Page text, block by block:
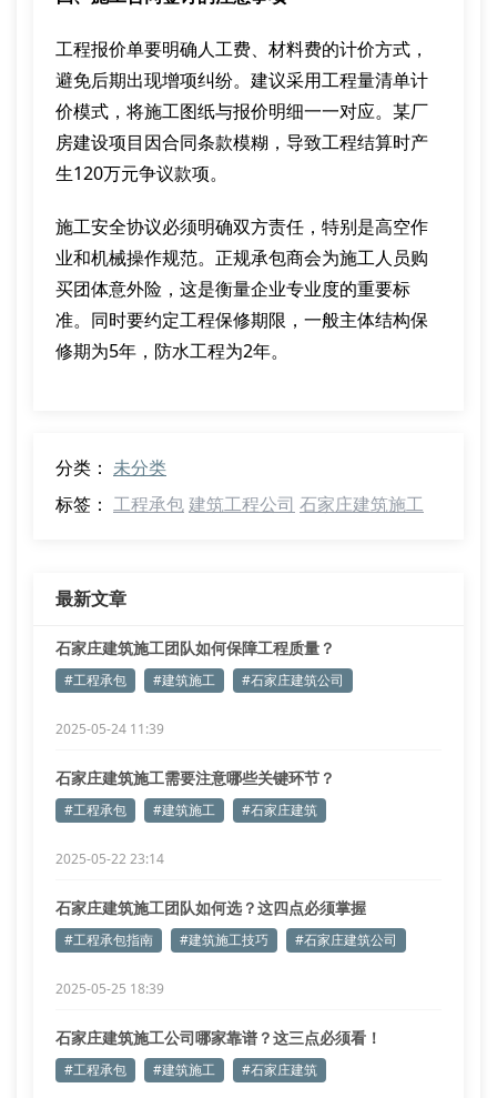
工程报价单要明确人工费、材料费的计价方式，
避免后期出现增项纠纷。建议采用工程量清单计
价模式，将施工图纸与报价明细一一对应。某厂
房建设项目因合同条款模糊，导致工程结算时产
生120万元争议款项。
施工安全协议必须明确双方责任，特别是高空作
业和机械操作规范。正规承包商会为施工人员购
买团体意外险，这是衡量企业专业度的重要标
准。同时要约定工程保修期限，一般主体结构保
修期为5年，防水工程为2年。
分类： 未分类
标签： 工程承包 建筑工程公司 石家庄建筑施工
最新文章
石家庄建筑施工团队如何保障工程质量？
#工程承包 #建筑施工 #石家庄建筑公司
2025-05-24 11:39
石家庄建筑施工需要注意哪些关键环节？
#工程承包 #建筑施工 #石家庄建筑
2025-05-22 23:14
石家庄建筑施工团队如何选？这四点必须掌握
#工程承包指南 #建筑施工技巧 #石家庄建筑公司
2025-05-25 18:39
石家庄建筑施工公司哪家靠谱？这三点必须看！
#工程承包 #建筑施工 #石家庄建筑